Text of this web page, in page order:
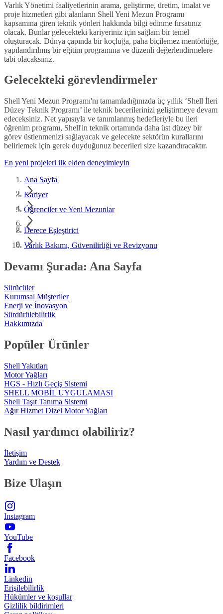
Varlık Yönetimi faaliyetlerinin arama, geliştirme, üretim, imalat ve
proje hizmetleri gibi alanların Shell Yeni Mezun Programı
kapsamına giren teknik yönleri hakkında bilgi edinme fırsatınız
olacak. Bunlar gelecekteki kariyeriniz için sağlam bir temel
oluşturacak. Dünya çapında bir koçluğa, paha biçilemez mentörlüğe,
yapılandırılmış bir eğitim programına ve düzenli değerlendirmelere
tabi olacaksınız.
Gelecekteki görevlendirmeler
Shell Yeni Mezun Programı'nı tamamladığınızda üç yıllık ‘Shell İleri
Düzey Teknik Programı’ ile teknik becerilerinizi geliştirmeye devam
edeceksiniz. Net yapısıyla ve tanımlanmış hedefleriyle bu ileri
öğrenim programı, Shell'in teknik ortamında daha üst düzey bir
görev üstlenmenizi sağlayacak ve gelecekte sektörün kurallarını
belirlemek için gerek duyduğunuz becerileri size kazandıracaktır.
En yeni projeleri ilk elden deneyimleyin
Ana Sayfa
Kariyer
Öğrenciler ve Yeni Mezunlar
Derece Eşleştirici
Varlık Bakımı, Güvenilirliği ve Revizyonu
Devamı Şurada: Ana Sayfa
Sürücüler
Kurumsal Müşteriler
Enerji ve İnovasyon
Sürdürülebilirlik
Hakkımızda
Popüler Ürünler
Shell Yakıtları
Motor Yağları
HGS - Hızlı Geçiş Sistemi
SHELL MOBİL UYGULAMASI
Shell Taşıt Tanıma Sistemi
Ağır Hizmet Dizel Motor Yağları
Nasıl yardımcı olabiliriz?
İletişim
Yardım ve Destek
Bize Ulaşın
Instagram
YouTube
Facebook
Linkedin
Erişilebilirlik
Hükümler ve koşullar
Gizlilik bildirimleri